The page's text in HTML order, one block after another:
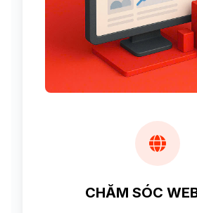
CHĂM SÓC